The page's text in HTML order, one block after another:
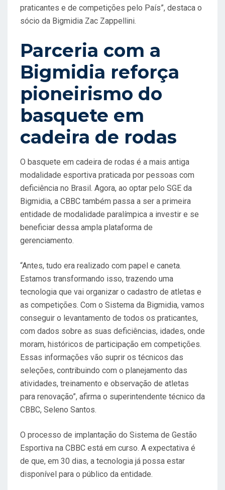
praticantes e de competições pelo País”, destaca o
sócio da Bigmidia Zac Zappellini.
Parceria com a
Bigmidia reforça
pioneirismo do
basquete em
cadeira de rodas
O basquete em cadeira de rodas é a mais antiga
modalidade esportiva praticada por pessoas com
deficiência no Brasil. Agora, ao optar pelo SGE da
Bigmidia, a CBBC também passa a ser a primeira
entidade de modalidade paralímpica a investir e se
beneficiar dessa ampla plataforma de
gerenciamento.
“Antes, tudo era realizado com papel e caneta.
Estamos transformando isso, trazendo uma
tecnologia que vai organizar o cadastro de atletas e
as competições. Com o Sistema da Bigmidia, vamos
conseguir o levantamento de todos os praticantes,
com dados sobre as suas deficiências, idades, onde
moram, históricos de participação em competições.
Essas informações vão suprir os técnicos das
seleções, contribuindo com o planejamento das
atividades, treinamento e observação de atletas
para renovação”, afirma o superintendente técnico da
CBBC, Seleno Santos.
O processo de implantação do Sistema de Gestão
Esportiva na CBBC está em curso. A expectativa é
de que, em 30 dias, a tecnologia já possa estar
disponível para o público da entidade.